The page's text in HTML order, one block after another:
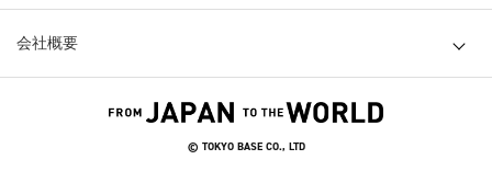
会社概要
© TOKYO BASE CO., LTD